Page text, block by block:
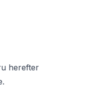
herefter